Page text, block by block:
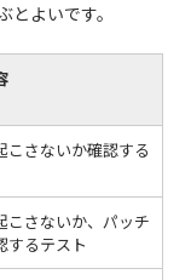
よいです。
こさないか確認する
こさないか、パッチ
するテスト